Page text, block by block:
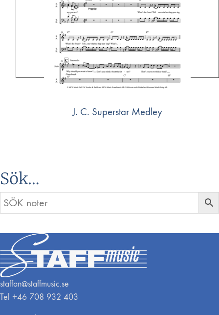
J. C. Superstar Medley
Sök…
staffan@staffmusic.se
Tel +46 708 932 403